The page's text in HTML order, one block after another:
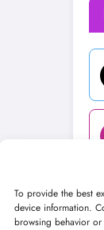
To provide the best
device information.
browsing behavior